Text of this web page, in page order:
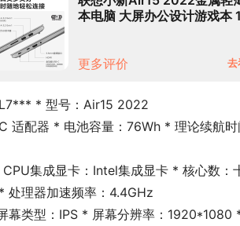
本电脑 大屏办公设计游戏本
闪烁
更多评价 去
* 型号：Air15 2022
适配器 * 电池容量：76Wh * 理论续航
集成显卡：Intel集成显卡 * 核心数：
处理器加速频率：4.4GHz
幕类型：IPS * 屏幕分辨率：1920*1080